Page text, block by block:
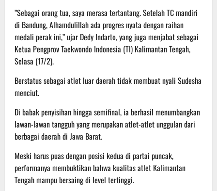
​”Sebagai orang tua, saya merasa tertantang. Setelah TC mandiri
di Bandung, Alhamdulillah ada progres nyata dengan raihan
medali perak ini,” ujar Dedy Indarto, yang juga menjabat sebagai
Ketua Pengprov Taekwondo Indonesia (TI) Kalimantan Tengah,
Selasa (17/2).
​Berstatus sebagai atlet luar daerah tidak membuat nyali Sudesha
menciut.
Di babak penyisihan hingga semifinal, ia berhasil menumbangkan
lawan-lawan tangguh yang merupakan atlet-atlet unggulan dari
berbagai daerah di Jawa Barat.
Meski harus puas dengan posisi kedua di partai puncak,
performanya membuktikan bahwa kualitas atlet Kalimantan
Tengah mampu bersaing di level tertinggi.